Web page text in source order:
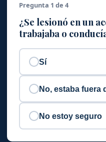
Pregunta 1 de 4
¿Se lesionó en un
trabajaba o
Sí
No, estaba fuera
No estoy seguro